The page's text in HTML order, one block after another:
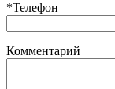
*Телефон
Комментарий